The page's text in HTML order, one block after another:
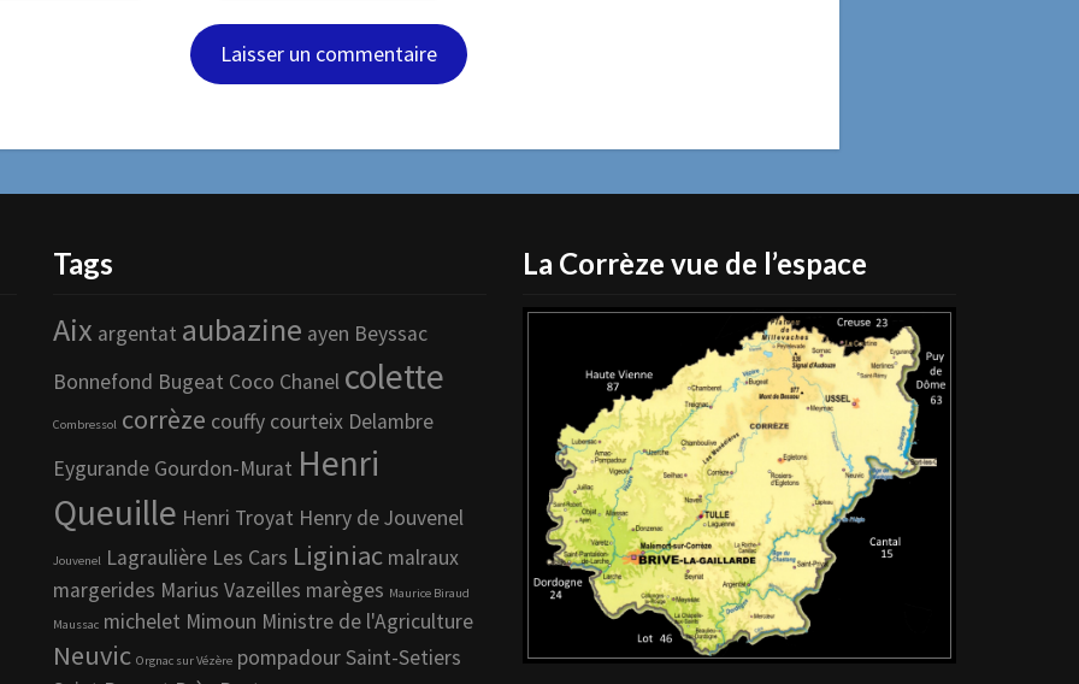
Tags
Aix argentat aubazine ayen Beyssac
Bonnefond Bugeat Coco Chanel colette
Combressol corrèze couffy courteix Delambre
Eygurande Gourdon-Murat Henri
Queuille Henri Troyat Henry de Jouvenel
Jouvenel Lagraulière Les Cars Liginiac malraux
margerides Marius Vazeilles marèges Maurice Biraud
Maussac michelet Mimoun Ministre de l'Agriculture
Neuvic Orgnac sur Vézère pompadourSaint-Setiers
La Corrèze vue de l’espace